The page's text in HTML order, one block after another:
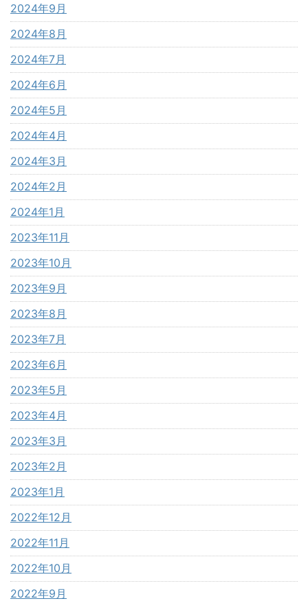
2024年9月
2024年8月
2024年7月
2024年6月
2024年5月
2024年4月
2024年3月
2024年2月
2024年1月
2023年11月
2023年10月
2023年9月
2023年8月
2023年7月
2023年6月
2023年5月
2023年4月
2023年3月
2023年2月
2023年1月
2022年12月
2022年11月
2022年10月
2022年9月